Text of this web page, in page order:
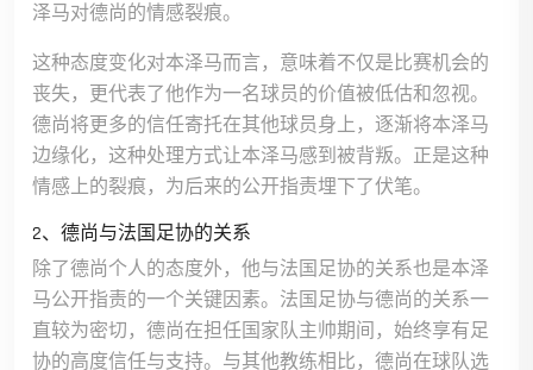
泽马对德尚的情感裂痕。
这种态度变化对本泽马而言，意味着不仅是比赛机会的
丧失，更代表了他作为一名球员的价值被低估和忽视。
德尚将更多的信任寄托在其他球员身上，逐渐将本泽马
边缘化，这种处理方式让本泽马感到被背叛。正是这种
情感上的裂痕，为后来的公开指责埋下了伏笔。
2、德尚与法国足协的关系
除了德尚个人的态度外，他与法国足协的关系也是本泽
马公开指责的一个关键因素。法国足协与德尚的关系一
直较为密切，德尚在担任国家队主帅期间，始终享有足
协的高度信任与支持。与其他教练相比，德尚在球队选